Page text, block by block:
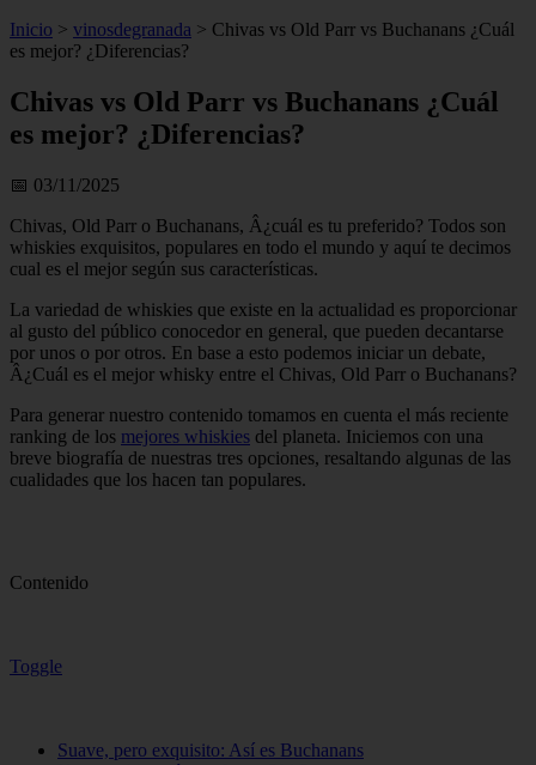
Inicio > vinosdegranada > Chivas vs Old Parr vs Buchanans ¿Cuál
es mejor? ¿Diferencias?
Chivas vs Old Parr vs Buchanans ¿Cuál
es mejor? ¿Diferencias?
📅 03/11/2025
Chivas, Old Parr o Buchanans, Â¿cuál es tu preferido? Todos son
whiskies exquisitos, populares en todo el mundo y aquí te decimos
cual es el mejor según sus características.
La variedad de whiskies que existe en la actualidad es proporcionar
al gusto del público conocedor en general, que pueden decantarse
por unos o por otros. En base a esto podemos iniciar un debate,
Â¿Cuál es el mejor whisky entre el Chivas, Old Parr o Buchanans?
Para generar nuestro contenido tomamos en cuenta el más reciente
ranking de los mejores whiskies del planeta. Iniciemos con una
breve biografía de nuestras tres opciones, resaltando algunas de las
cualidades que los hacen tan populares.
Contenido
Toggle
Suave, pero exquisito: Así es Buchanans